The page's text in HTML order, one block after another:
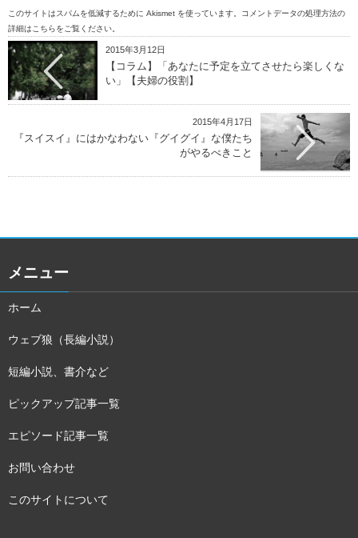
このサイトはスパムを低減するために Akismet を使っています。 コメントデータの処理方法の
詳細はこちらをご覧ください
2015年3月12日
【コラム】「あなたに予定を立てさせたら楽しくな
い」【夫婦の役割】
2015年4月17日
『スイスイ』にはかなわない『グイグイ』な僕たち
がやるべきこと
メニュー
ホーム
ウェブ狼（長編小説）
短編小説、書介など
ピックアップ記事一覧
エピソード記事一覧
お問い合わせ
このサイトについて